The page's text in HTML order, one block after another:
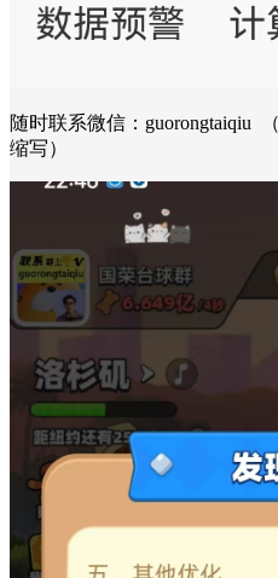
随时联系微信：guorongtaiqiu
缩写）